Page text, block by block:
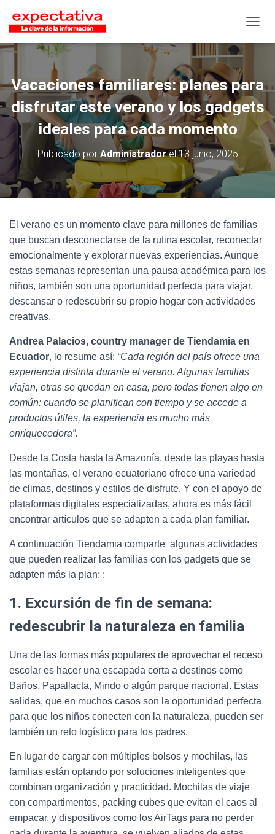
Vacaciones familiares: planes para
disfrutar este verano y los gadgets
ideales para cada momento
Publicado por Administradorel13 junio, 2025
El verano es un momento clave para millones de familias
que buscan desconectarse de la rutina escolar, reconectar
emocionalmente y explorar nuevas experiencias. Aunque
estas semanas representan una pausa académica para los
niños, también son una oportunidad perfecta para viajar,
descansar o redescubrir su propio hogar con actividades
creativas.
Andrea Palacios, country manager de Tiendamia en
Ecuador, lo resume así: “Cada región del país ofrece una
experiencia distinta durante el verano. Algunas familias
viajan, otras se quedan en casa, pero todas tienen algo en
común: cuando se planifican con tiempo y se accede a
productos útiles, la experiencia es mucho más
enriquecedora”.
Desde la Costa hasta la Amazonía, desde las playas hasta
las montañas, el verano ecuatoriano ofrece una variedad
de climas, destinos y estilos de disfrute. Y con el apoyo de
plataformas digitales especializadas, ahora es más fácil
encontrar artículos que se adapten a cada plan familiar.
A continuación Tiendamia comparte algunas actividades
que pueden realizar las familias con los gadgets que se
adapten más la plan: :
1. Excursión de fin de semana:
redescubrir la naturaleza en familia
Una de las formas más populares de aprovechar el receso
escolar es hacer una escapada corta a destinos como
Baños, Papallacta, Mindo o algún parque nacional. Estas
salidas, que en muchos casos son la oportunidad perfecta
para que los niños conecten con la naturaleza, pueden ser
también un reto logístico para los padres.
En lugar de cargar con múltiples bolsos y mochilas, las
familias están optando por soluciones inteligentes que
combinan organización y practicidad. Mochilas de viaje
con compartimentos, packing cubes que evitan el caos al
empacar, y dispositivos como los AirTags para no perder